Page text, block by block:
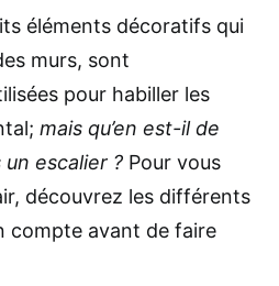
éléments décoratifs qui
murs, sont
pour habiller les
mais qu’en est-il de
escalier ? Pour vous
découvrez les différents
compte avant de faire